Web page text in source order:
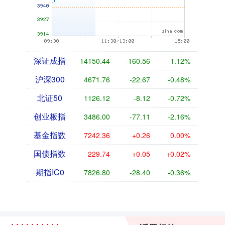
深证成指 14150.44 -160.56 -1.12%
沪深300 4671.76 -22.67 -0.48%
北证50 1126.12 -8.12 -0.72%
创业板指 3486.00 -77.11 -2.16%
基金指数 7242.36 +0.26 0.00%
国债指数 229.74 +0.05 +0.02%
期指IC0 7826.80 -28.40 -0.36%